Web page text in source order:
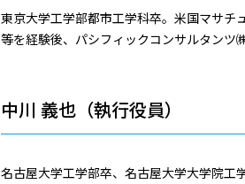
東京大学工学部都市工学科卒。米国マサチ
等を経験後、パシフィックコンサルタンツ
中川 義也（執行役員）
名古屋大学工学部卒、名古屋大学大学院工